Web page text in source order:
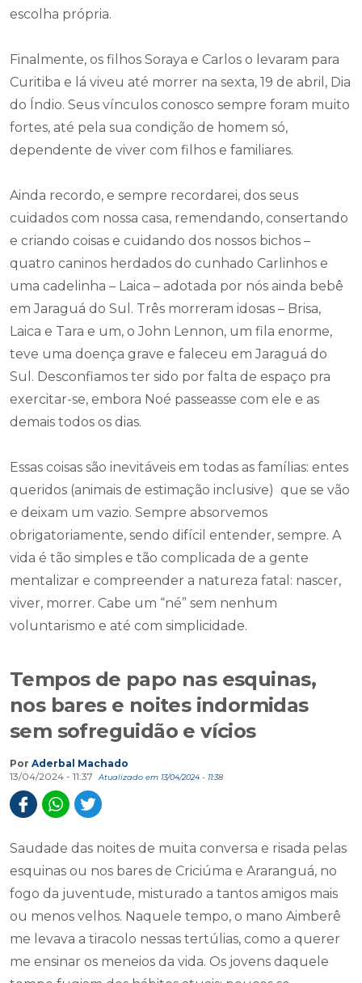
escolha própria.
Finalmente, os filhos Soraya e Carlos o levaram para
Curitiba e lá viveu até morrer na sexta, 19 de abril, Dia
do Índio. Seus vínculos conosco sempre foram muito
fortes, até pela sua condição de homem só,
dependente de viver com filhos e familiares.
Ainda recordo, e sempre recordarei, dos seus
cuidados com nossa casa, remendando, consertando
e criando coisas e cuidando dos nossos bichos –
quatro caninos herdados do cunhado Carlinhos e
uma cadelinha – Laica – adotada por nós ainda bebê
em Jaraguá do Sul. Três morreram idosas – Brisa,
Laica e Tara e um, o John Lennon, um fila enorme,
teve uma doença grave e faleceu em Jaraguá do
Sul. Desconfiamos ter sido por falta de espaço pra
exercitar-se, embora Noé passeasse com ele e as
demais todos os dias.
Essas coisas são inevitáveis em todas as famílias: entes
queridos (animais de estimação inclusive) que se vão
e deixam um vazio. Sempre absorvemos
obrigatoriamente, sendo difícil entender, sempre. A
vida é tão simples e tão complicada de a gente
mentalizar e compreender a natureza fatal: nascer,
viver, morrer. Cabe um “né” sem nenhum
voluntarismo e até com simplicidade.
Tempos de papo nas esquinas,
nos bares e noites indormidas
sem sofreguidão e vícios
Por Aderbal Machado
13/04/2024 - 11:37
Atualizado em 13/04/2024 - 11:38
Saudade das noites de muita conversa e risada pelas
esquinas ou nos bares de Criciúma e Araranguá, no
fogo da juventude, misturado a tantos amigos mais
ou menos velhos. Naquele tempo, o mano Aimberê
me levava a tiracolo nessas tertúlias, como a querer
me ensinar os meneios da vida. Os jovens daquele